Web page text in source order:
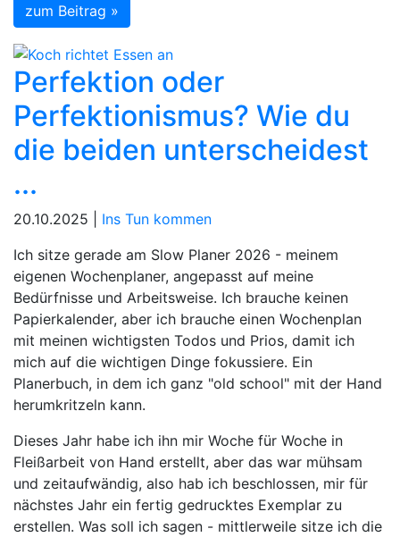
zum Beitrag »
Perfektion oder
Perfektionismus? Wie du
die beiden unterscheidest
...
20.10.2025 | Ins Tun kommen
Ich sitze gerade am Slow Planer 2026 - meinem
eigenen Wochenplaner, angepasst auf meine
Bedürfnisse und Arbeitsweise. Ich brauche keinen
Papierkalender, aber ich brauche einen Wochenplan
mit meinen wichtigsten Todos und Prios, damit ich
mich auf die wichtigen Dinge fokussiere. Ein
Planerbuch, in dem ich ganz "old school" mit der Hand
herumkritzeln kann.
Dieses Jahr habe ich ihn mir Woche für Woche in
Fleißarbeit von Hand erstellt, aber das war mühsam
und zeitaufwändig, also hab ich beschlossen, mir für
nächstes Jahr ein fertig gedrucktes Exemplar zu
erstellen. Was soll ich sagen - mittlerweile sitze ich die